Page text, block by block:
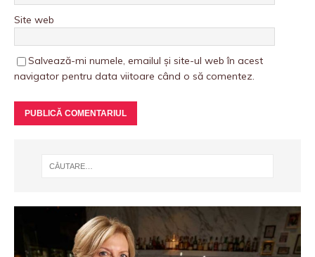
Site web
Salvează-mi numele, emailul și site-ul web în acest
navigator pentru data viitoare când o să comentez.